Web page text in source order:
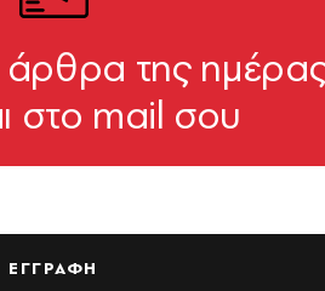
της
στο mail σου
ΕΓΓΡΑΦΗ